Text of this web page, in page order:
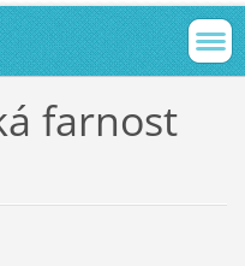
farnost